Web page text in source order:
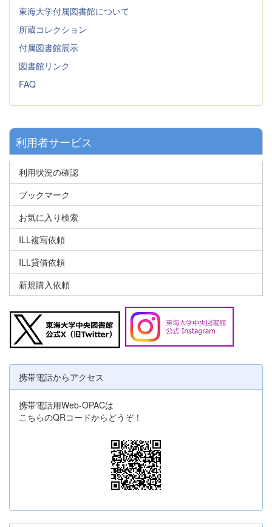
東海大学付属図書館について
所蔵コレクション
付属図書館展示
図書館リンク
FAQ
利用者サービス
利用状況の確認
ブックマーク
お気に入り検索
ILL複写依頼
ILL貸借依頼
新規購入依頼
携帯電話からアクセス
携帯電話用Web-OPACは
こちらのQRコードからどうぞ！